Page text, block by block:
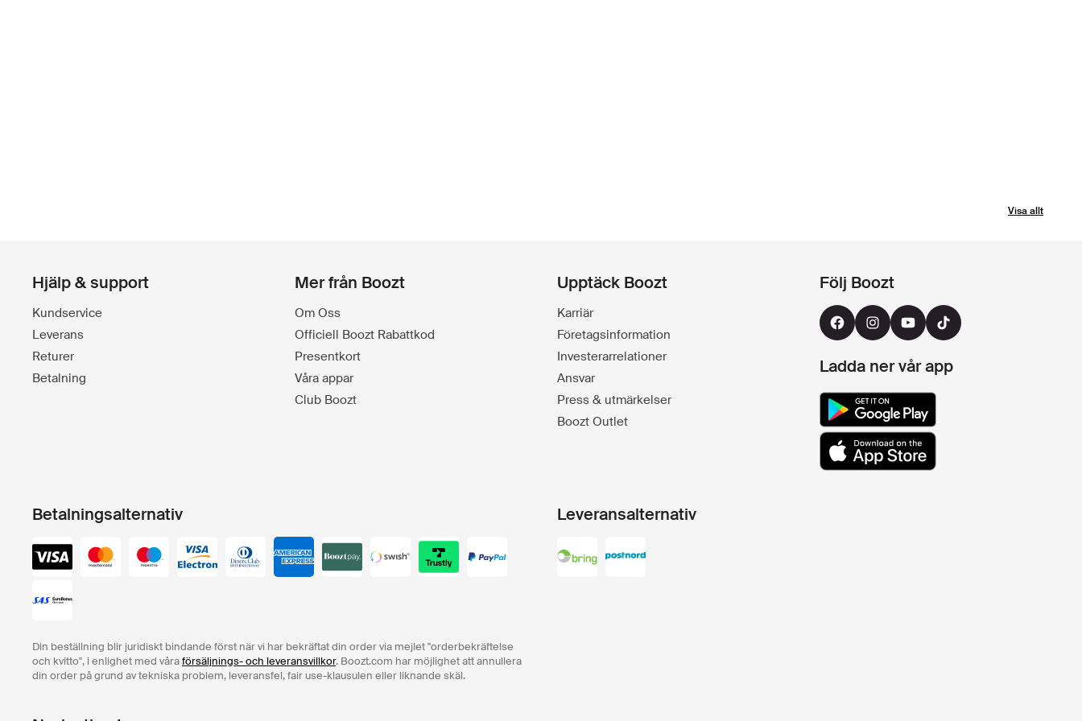
Visa allt
Hjälp & support
Kundservice
Leverans
Returer
Betalning
Mer från Boozt
Om Oss
Officiell Boozt Rabattkod
Presentkort
Våra appar
Club Boozt
Upptäck Boozt
Karriär
Företagsinformation
Investerarrelationer
Ansvar
Press & utmärkelser
Boozt Outlet
Följ Boozt
Ladda ner vår app
Betalningsalternativ
Din beställning blir juridiskt bindande först när vi har bekräftat din order via mejlet "orderbekräftelse
och kvitto", i enlighet med våraförsäljnings- och leveransvillkor. Boozt.com har möjlighet att annullera
din order på grund av tekniska problem, leveransfel, fair use-klausulen eller liknande skäl.
Leveransalternativ